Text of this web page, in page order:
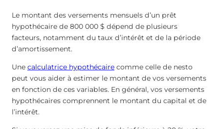
Le montant des versements mensuels d’un prêt
hypothécaire de 800 000 $ dépend de plusieurs
facteurs, notamment du taux d’intérêt et de la période
d’amortissement.
Une calculatrice hypothécaire comme celle de nesto
peut vous aider à estimer le montant de vos versements
en fonction de ces variables. En général, vos versements
hypothécaires comprennent le montant du capital et de
l’intérêt.